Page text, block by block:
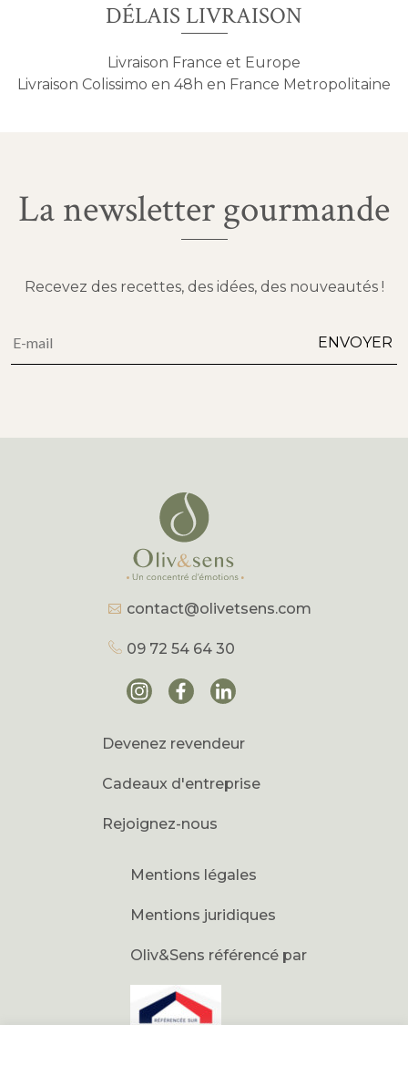
DÉLAIS LIVRAISON
Livraison France et Europe
Livraison Colissimo en 48h en France Metropolitaine
La newsletter gourmande
Recevez des recettes, des idées, des nouveautés !
ENVOYER
Alternative:
contact@olivetsens.com
09 72 54 64 30
Devenez revendeur
Cadeaux d'entreprise
Rejoignez-nous
Mentions légales
Mentions juridiques
Oliv&Sens référencé par